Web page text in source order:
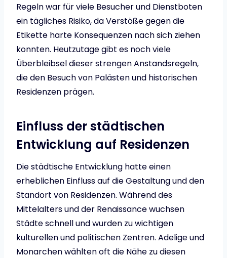
Regeln war für viele Besucher und Dienstboten
ein tägliches Risiko, da Verstöße gegen die
Etikette harte Konsequenzen nach sich ziehen
konnten. Heutzutage gibt es noch viele
Überbleibsel dieser strengen Anstandsregeln,
die den Besuch von Palästen und historischen
Residenzen prägen.
Einfluss der städtischen
Entwicklung auf Residenzen
Die städtische Entwicklung hatte einen
erheblichen Einfluss auf die Gestaltung und den
Standort von Residenzen. Während des
Mittelalters und der Renaissance wuchsen
Städte schnell und wurden zu wichtigen
kulturellen und politischen Zentren. Adelige und
Monarchen wählten oft die Nähe zu diesen